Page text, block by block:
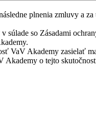
plnenia zmluvy a
v súlade so Zásadami
VaV Akademy zasielať
o tejto